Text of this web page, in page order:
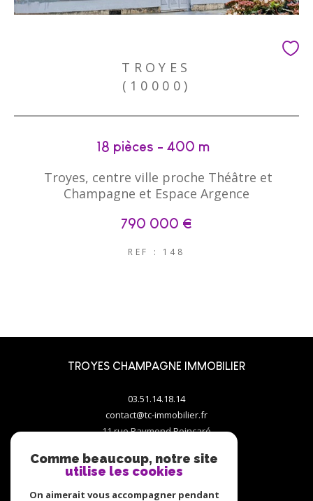
TROYES
(10000)
18 pièces - 400 m²
Troyes, centre ville proche Théâtre et
Champagne et Espace Argence
790 000 €
REF : 148
TROYES CHAMPAGNE IMMOBILIER
03.51.14.18.14
contact@tc-immobilier.fr
11 rue Raymond Poincaré
Comme beaucoup, notre site
utilise les cookies
On aimerait vous accompagner pendant